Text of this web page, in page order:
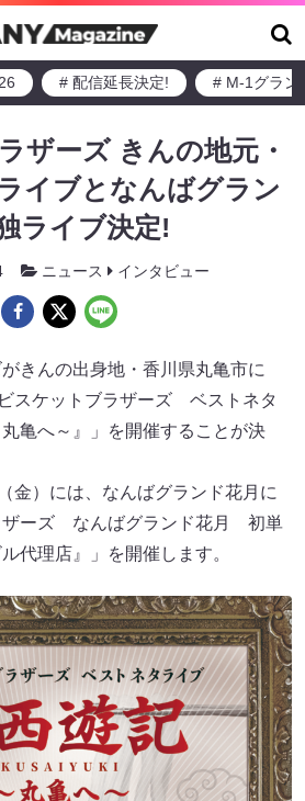
# 配信延長決定! # M-1グラン
ザーズ きんの地元・
イブとなんばグラン
ライブ決定!
ニュース インタビュー
きんの出身地・香川県丸亀市に
スケットブラザーズ ベストネタ
亀へ～』」を開催することが決
金）には、なんばグランド花月に
ザーズ なんばグランド花月 初単
代理店』」を開催します。